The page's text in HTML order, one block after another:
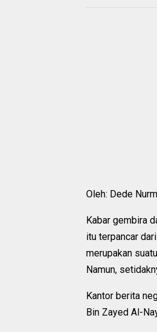
Oleh: Dede
Kabar gembira
itu terpancar
merupakan
Namun,
Kantor berita
Bin Zayed Al-